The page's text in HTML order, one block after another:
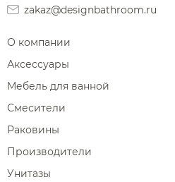
zakaz@designbathroom.ru
О компании
Аксессуары
Мебель для ванной
Смесители
Раковины
Производители
Унитазы